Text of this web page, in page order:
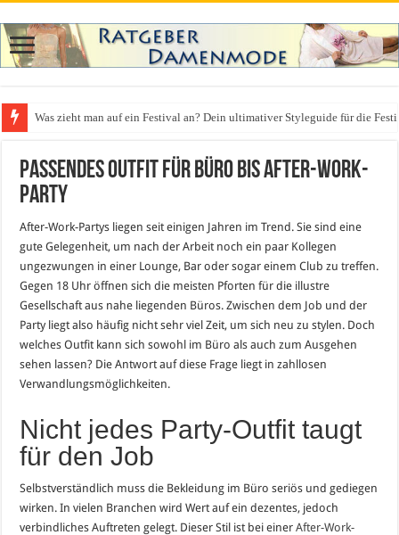
Was zieht man auf ein Festival an? Dein ultimativer Styleguide für die
Passendes Outfit für Büro bis After-Work-
Party
After-Work-Partys liegen seit einigen Jahren im Trend. Sie sind eine
gute Gelegenheit, um nach der Arbeit noch ein paar Kollegen
ungezwungen in einer Lounge, Bar oder sogar einem Club zu treffen.
Gegen 18 Uhr öffnen sich die meisten Pforten für die illustre
Gesellschaft aus nahe liegenden Büros. Zwischen dem Job und der
Party liegt also häufig nicht sehr viel Zeit, um sich neu zu stylen. Doch
welches Outfit kann sich sowohl im Büro als auch zum Ausgehen
sehen lassen? Die Antwort auf diese Frage liegt in zahllosen
Verwandlungsmöglichkeiten.
Nicht jedes Party-Outfit taugt
für den Job
Selbstverständlich muss die Bekleidung im Büro seriös und gediegen
wirken. In vielen Branchen wird Wert auf ein dezentes, jedoch
verbindliches Auftreten gelegt. Dieser Stil ist bei einerAfter-Work-